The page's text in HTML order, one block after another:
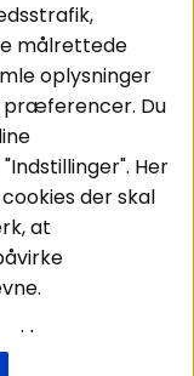
målrettede
oplysninger
præferencer. Du
Her
der skal
at
bruger
læs